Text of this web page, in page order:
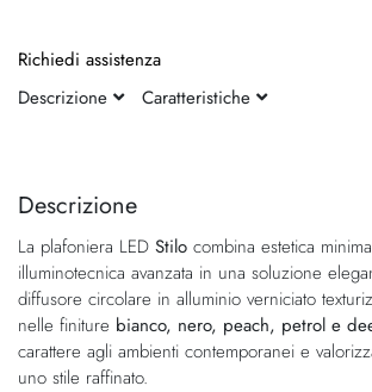
fine
galleria
di
immagini
della
di
immagini
Descrizione
La plafoniera LED Stilo combina estetica
illuminotecnica avanzata in una soluzione
diffusore circolare in alluminio verniciato
nelle finiture bianco, nero, peach, petrol e
carattere agli ambienti contemporanei e
uno stile raffinato.
Richiedi assistenza
Descrizione
Caratteristiche